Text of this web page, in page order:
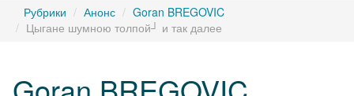
Рубрики Анонс
Goran BREGOVIC
Цыгане шумною толпой┘ и так далее